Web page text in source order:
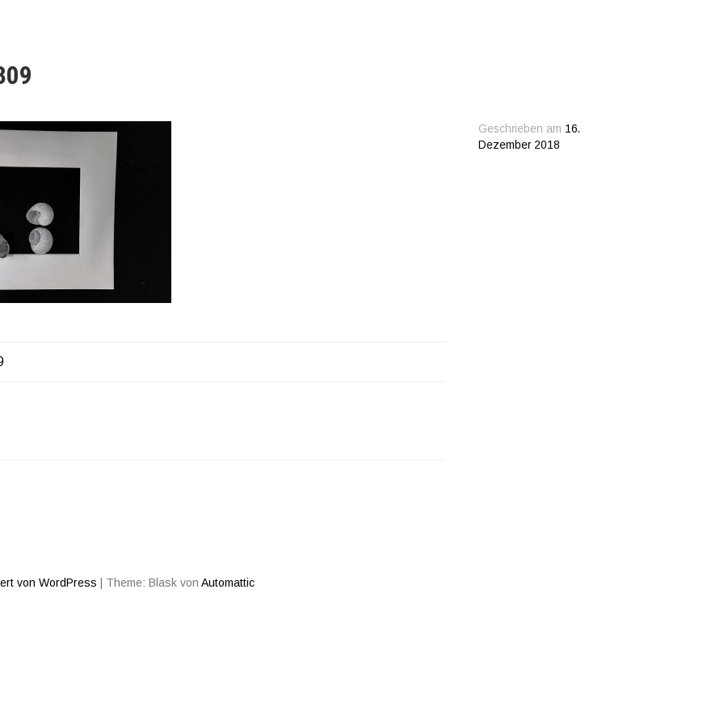
Geschrieben am 16.
Dezember 2018
von WordPress Theme: Blask von Automattic